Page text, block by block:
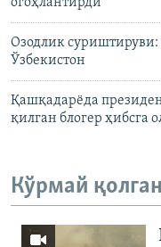
Озодлик суриштируви:
Ўзбекистон
Қашқадарёда
қилган блогер ҳибсга
Кўрмай